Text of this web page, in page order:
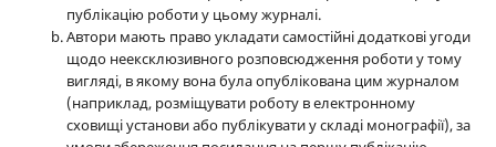
публікацію роботи у цьому журналі.
Автори мають право укладати самостійні додаткові угоди
щодо неексклюзивного розповсюдження роботи у тому
вигляді, в якому вона була опублікована цим журналом
(наприклад, розміщувати роботу в електронному
сховищі установи або публікувати у складі монографії), за